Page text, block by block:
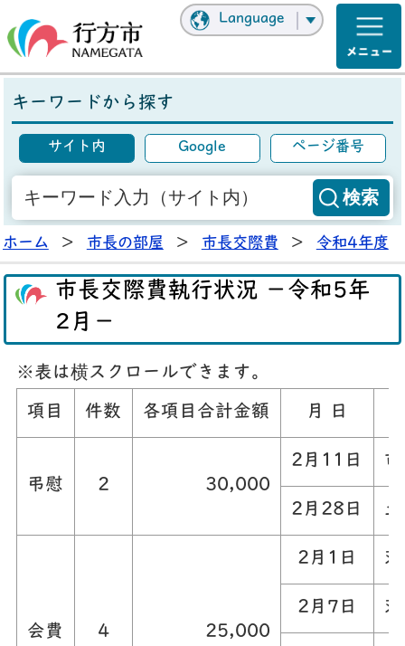
Language
キーワードから探す
サイト内 Google ページ番号
ホーム > 市長の部屋 > 市長交際費 > 令和4年度
市長交際費執行状況 －令和5年
2月－
※表は横スクロールできます。
項目 件数 各項目合計金額 月 日
弔慰 2 30,000
2月11日
2月28日
会費 4 25,000
2月1日
2月7日